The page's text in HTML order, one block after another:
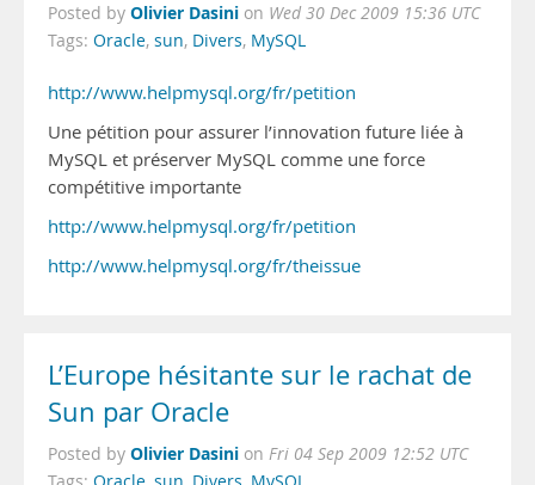
Posted by Olivier Dasini on Wed 30 Dec 2009 15:36 UTC
Tags: Oracle, sun, Divers, MySQL
http://www.helpmysql.org/fr/petition
Une pétition pour assurer l’innovation future liée à
MySQL et préserver MySQL comme une force
compétitive importante
http://www.helpmysql.org/fr/petition
http://www.helpmysql.org/fr/theissue
L’Europe hésitante sur le rachat de
Sun par Oracle
Posted by Olivier Dasini on Fri 04 Sep 2009 12:52 UTC